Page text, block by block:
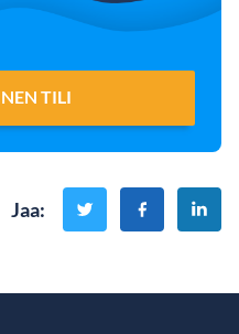
TILI
Jaa: